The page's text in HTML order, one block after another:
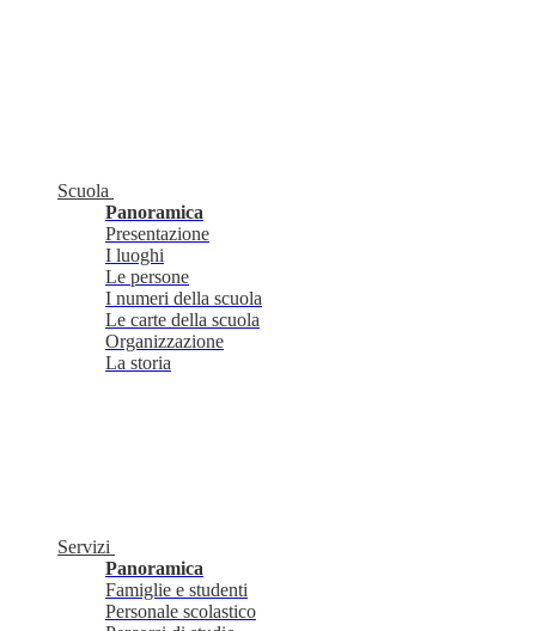
Scuola
Panoramica
Presentazione
I luoghi
Le persone
I numeri della scuola
Le carte della scuola
Organizzazione
La storia
Servizi
Panoramica
Famiglie e studenti
Personale scolastico